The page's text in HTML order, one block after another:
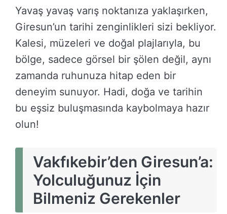
Yavaş yavaş varış noktanıza yaklaşırken,
Giresun’un tarihi zenginlikleri sizi bekliyor.
Kalesi, müzeleri ve doğal plajlarıyla, bu
bölge, sadece görsel bir şölen değil, aynı
zamanda ruhunuza hitap eden bir
deneyim sunuyor. Hadi, doğa ve tarihin
bu eşsiz buluşmasında kaybolmaya hazır
olun!
Vakfıkebir’den Giresun’a:
Yolculuğunuz İçin
Bilmeniz Gerekenler